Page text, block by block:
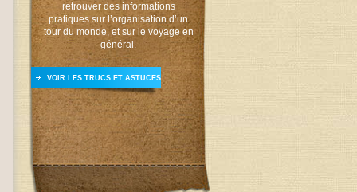
retrouver des informations
pratiques sur l’organisation d’un
tour du monde, et sur le voyage en
général.
VOIR LES TRUCS ET ASTUCES